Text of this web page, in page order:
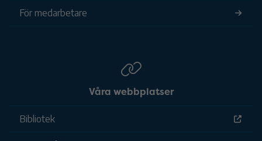
För medarbetare
Våra webbplatser
Bibliotek